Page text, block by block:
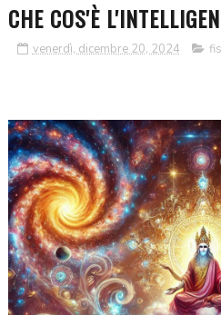
CHE COS'È
venerdì, dicembre 20, 2024